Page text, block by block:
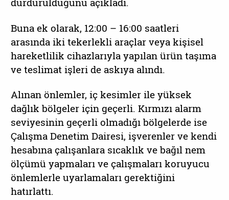
Buna ek olarak, 12:00 – 16:00 saatleri
arasında iki tekerlekli araçlar veya kişisel
hareketlilik cihazlarıyla yapılan ürün taşıma
ve teslimat işleri de askıya alındı.
Alınan önlemler, iç kesimler ile yüksek
dağlık bölgeler için geçerli. Kırmızı alarm
seviyesinin geçerli olmadığı bölgelerde ise
Çalışma Denetim Dairesi, işverenler ve kendi
hesabına çalışanlara sıcaklık ve bağıl nem
ölçümü yapmaları ve çalışmaları koruyucu
önlemlerle uyarlamaları gerektiğini
hatırlattı.